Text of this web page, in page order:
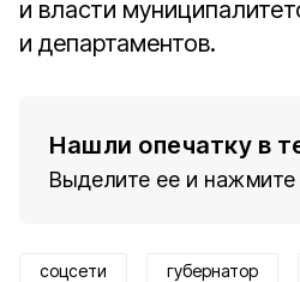
и власти
и департаментов.
Нашли опечатку в
Выделите ее и нажмите
соцсети губернатор